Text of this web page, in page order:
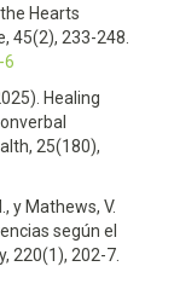
Hearts
45(2), 233-248.
6
Healing
25(180),
y Mathews, V.
según el
220(1), 202-7.